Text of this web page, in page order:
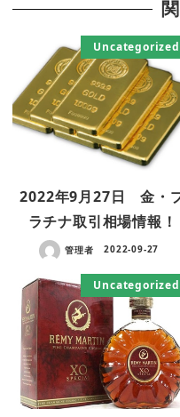
Uncategorized
2022年9月27日 金・
ラチナ取引相場情報！
管理者 2022-09-27
Uncategorized